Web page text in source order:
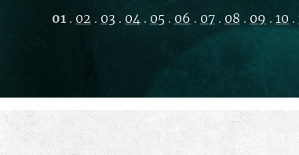
01 . 02 . 03 . 04 . 05 . 06 . 07 . 08 . 09 . 10 .